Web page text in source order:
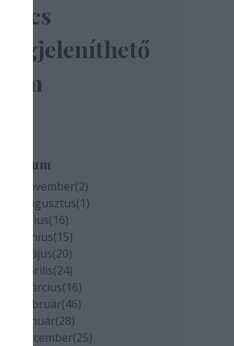
Nincs
megjeleníthető
elem
Archívum
2020 november(2)
2020 augusztus(1)
2020 július(16)
2020 június(15)
2020 május(20)
2020 április(24)
2020 március(16)
2020 február(46)
2020 január(28)
2019 december(25)